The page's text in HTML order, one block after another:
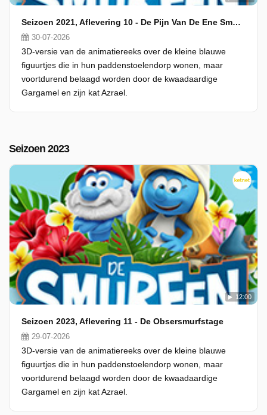
Seizoen 2021, Aflevering 10 - De Pijn Van De Ene Smurf Is Het Plezier Van De Andere
30-07-2026
3D-versie van de animatiereeks over de kleine blauwe
figuurtjes die in hun paddenstoelendorp wonen, maar
voortdurend belaagd worden door de kwaadaardige
Gargamel en zijn kat Azrael.
Seizoen 2023
12:00
Seizoen 2023, Aflevering 11 - De Obsersmurfstage
29-07-2026
3D-versie van de animatiereeks over de kleine blauwe
figuurtjes die in hun paddenstoelendorp wonen, maar
voortdurend belaagd worden door de kwaadaardige
Gargamel en zijn kat Azrael.